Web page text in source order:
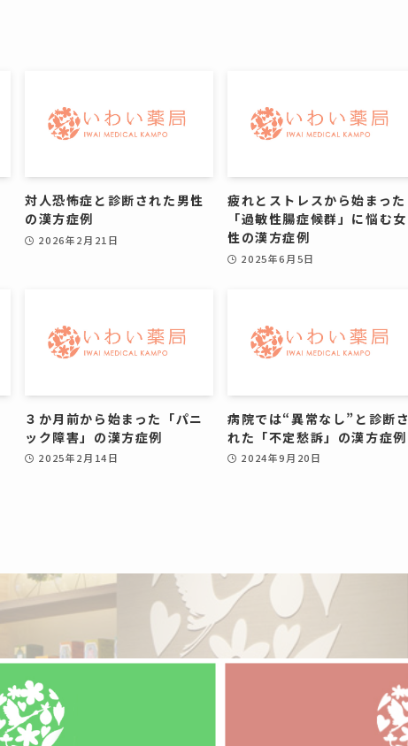
対人恐怖症と診断された男性
の漢方症例
2026年2月21日
疲れとストレスから始まった
「過敏性腸症候群」に悩む女
性の漢方症例
2025年6月5日
３か月前から始まった「パニ
ック障害」の漢方症例
2025年2月14日
病院では“異常なし”と診断さ
れた「不定愁訴」の漢方症例
2024年9月20日